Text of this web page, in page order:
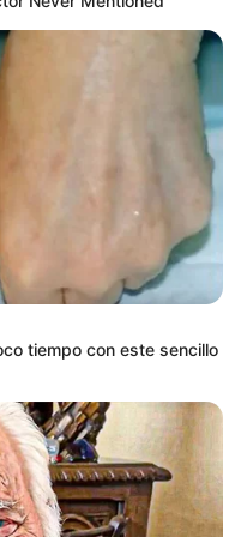
tiempo con este sencillo